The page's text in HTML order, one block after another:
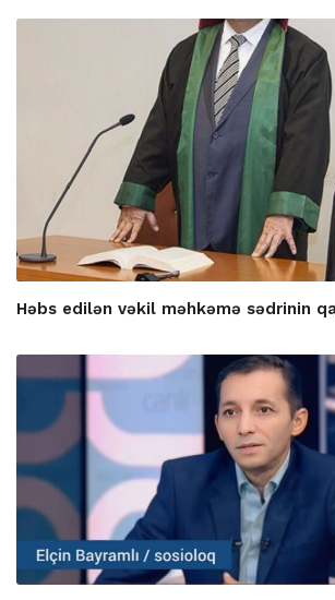
Həbs edilən vəkil məhkəmə sədrinin